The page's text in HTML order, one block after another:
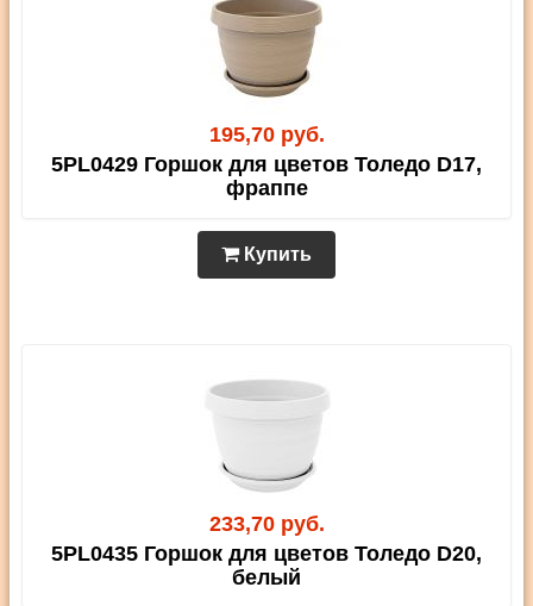
195,70 руб.
5PL0429 Горшок для цветов Толедо D17,
фраппе
Купить
233,70 руб.
5PL0435 Горшок для цветов Толедо D20,
белый